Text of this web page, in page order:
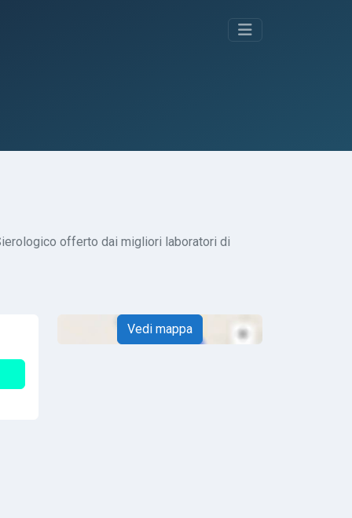
offerto dai migliori laboratori di
Vedi mappa